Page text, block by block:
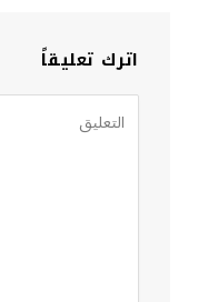
اترك تعليقاً